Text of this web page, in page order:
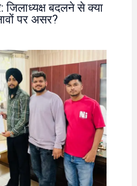
बदलने से क्या
पर असर?